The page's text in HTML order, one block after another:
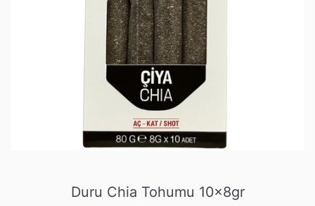
Duru Chia Tohumu 10x8gr